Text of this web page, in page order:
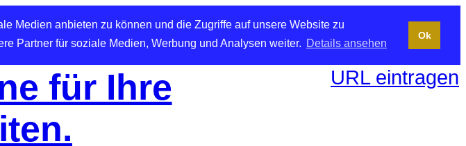
Medien anbieten zu können und die Zugriffe auf unsere Website zu
Partner für soziale Medien, Werbung und Analysen weiter. Details ansehen
Ok
für Ihre
URL eintragen